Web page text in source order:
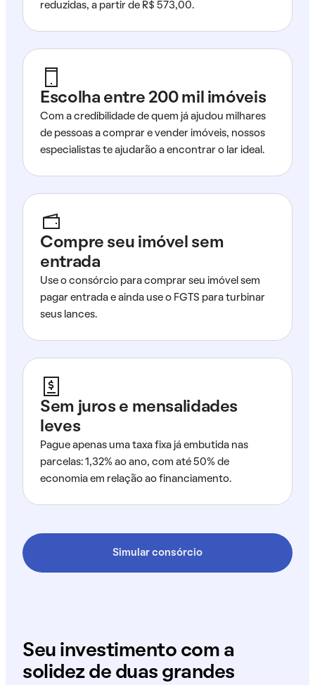
reduzidas, a partir de R$ 573,00.
Escolha entre 200 mil imóveis
Com a credibilidade de quem já ajudou milhares
de pessoas a comprar e vender imóveis, nossos
especialistas te ajudarão a encontrar o lar ideal.
Compre seu imóvel sem
entrada
Use o consórcio para comprar seu imóvel sem
pagar entrada e ainda use o FGTS para turbinar
seus lances.
Sem juros e mensalidades
leves
Pague apenas uma taxa fixa já embutida nas
parcelas: 1,32% ao ano, com até 50% de
economia em relação ao financiamento.
Simular consórcio
Seu investimento com a
solidez de duas grandes